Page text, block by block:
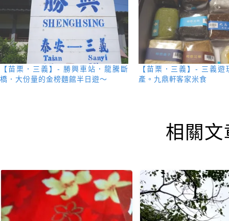
【苗栗．三義】- 勝興車站．龍騰斷
橋．大份量的金榜麵館半日遊～
【苗栗．三義】- 三義遊
產。九鼎軒客家米食
相關文